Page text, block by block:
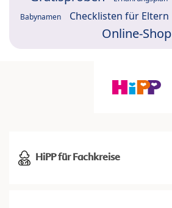
Babynamen Checklisten für Eltern
Online-Shop
HiPP für Fachkreise